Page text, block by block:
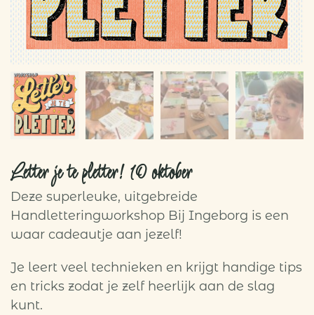
Letter je te pletter! 10 oktober
Deze superleuke, uitgebreide
Handletteringworkshop Bij Ingeborg is een
waar cadeautje aan jezelf!
Je leert veel technieken en krijgt handige tips
en tricks zodat je zelf heerlijk aan de slag
kunt.